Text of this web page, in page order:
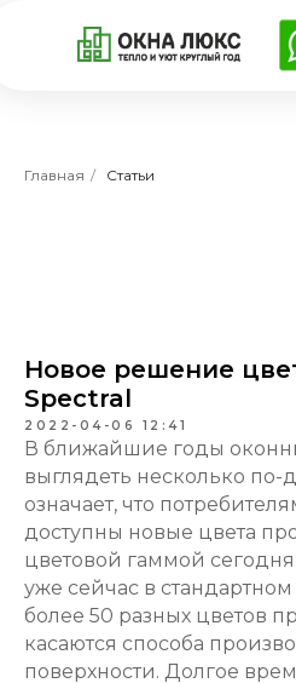
Главная / Статьи
Новое решение
Spectral
2022-04-06 12:41
В ближайшие годы
выглядеть несколько по-
означает, что
доступны новые цвета
цветовой гаммой
уже сейчас в
более 50 разных цветов
касаются способа
поверхности. Долгое